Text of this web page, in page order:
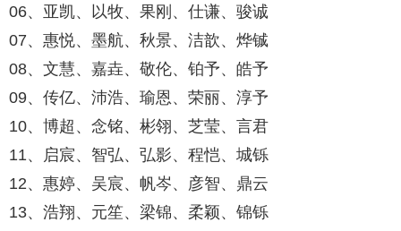
06、亚凯、以牧、果刚、仕谦、骏诚
07、惠悦、墨航、秋景、洁歆、烨铖
08、文慧、嘉垚、敬伦、铂予、皓予
09、传亿、沛浩、瑜恩、荣丽、淳予
10、博超、念铭、彬翎、芝莹、言君
11、启宸、智弘、弘影、程恺、城铄
12、惠婷、吴宸、帆岑、彦智、鼎云
13、浩翔、元笙、梁锦、柔颖、锦铄